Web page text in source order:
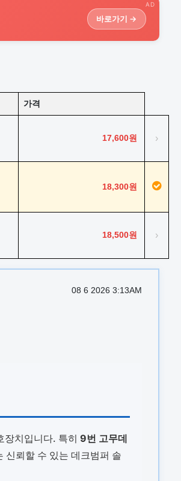
AD
바로가기 →
가격
17,600원 ›
18,300원
18,500원 ›
08 6 2026 3:13AM
장치입니다. 특히 9번 고무데
신뢰할 수 있는 데크범퍼 솔